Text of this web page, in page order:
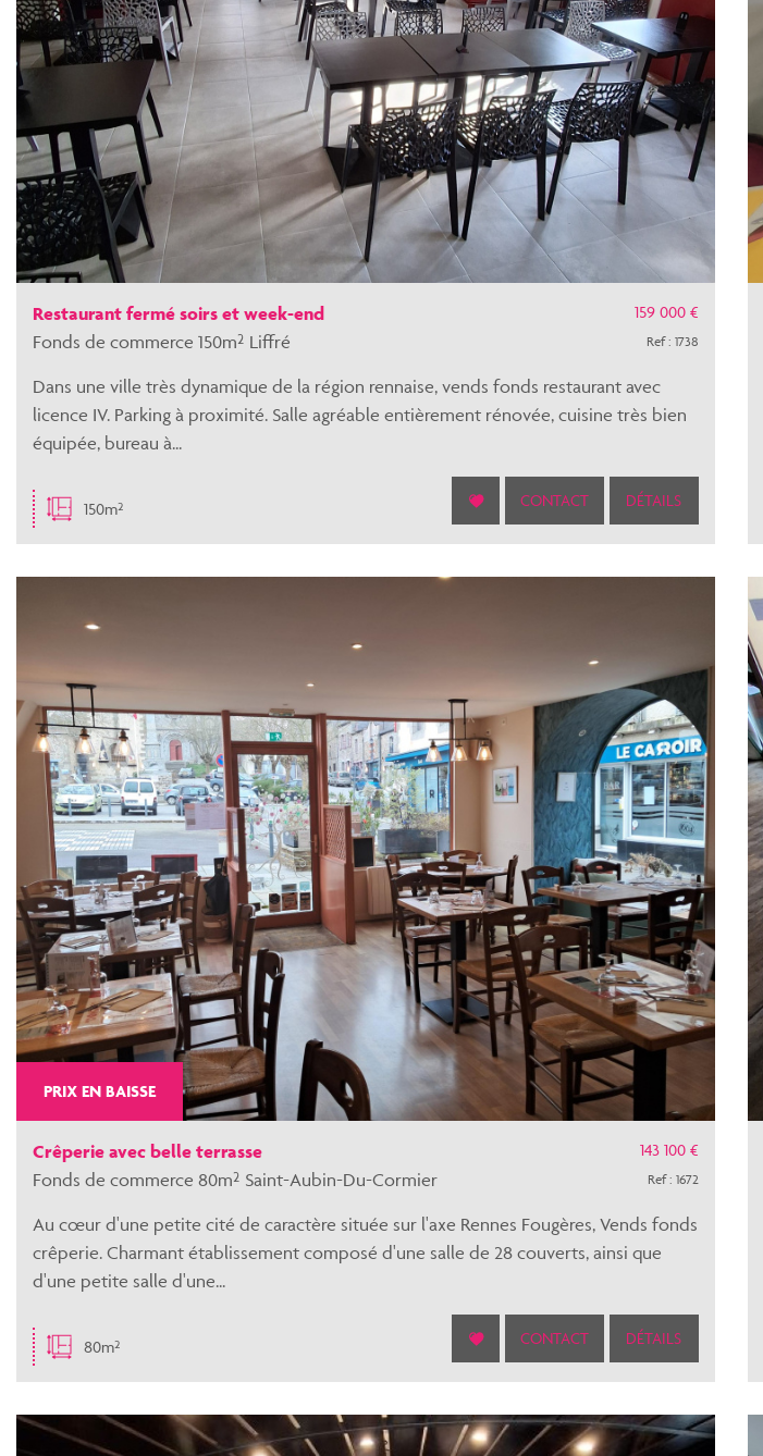
Restaurant fermé soirs et week-end
Fonds de commerce 150m² Liffré
159 000 €
Ref : 1738
Dans une ville très dynamique de la région rennaise, vends fonds restaurant avec
licence IV. Parking à proximité. Salle agréable entièrement rénovée, cuisine très bien
équipée, bureau à...
150m² CONTACT DÉTAILS
PRIX EN BAISSE
Crêperie avec belle terrasse
Fonds de commerce 80m² Saint-Aubin-Du-Cormier
143 100 €
Ref : 1672
Au cœur d'une petite cité de caractère située sur l'axe Rennes Fougères, Vends fonds
crêperie. Charmant établissement composé d'une salle de 28 couverts, ainsi que
d'une petite salle d'une...
80m² CONTACT DÉTAILS